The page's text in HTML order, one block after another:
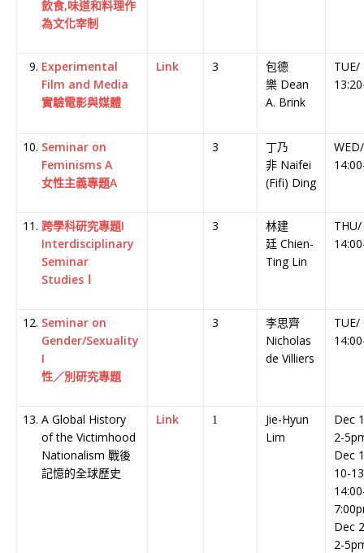
飲食,味道和料理作
為文化宰制
Experimental
Film and Media
實驗電影與媒體
Link 3
包德
樂 Dean
A. Brink
TUE/
Seminar on
Feminisms A
女性主義專題A
3
丁乃
非 Naifei
(Fifi) Ding
跨學科研究專題I
Interdisciplinary
Seminar
StudiesⅠ
3
林建
廷 Chien-
Ting Lin
Seminar on
Gender/Sexuality
I
性／別研究專題
3
李思齊
Nicholas
de Villiers
TUE/
A Global History
of the Victimhood
Nationalism 戰後
記憶的全球歷史
Link 1
Jie-Hyun
Lim
Dec
2-
Dec
10-
Dec
2-